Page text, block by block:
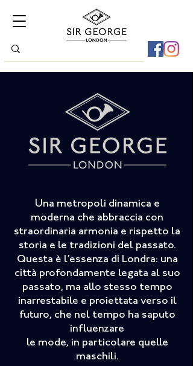
Una metropoli dinamica e
moderna che abbraccia con
straordinaria armonia e rispetto la
storia e le tradizioni del passato.
Questa è l’essenza di Londra: una
città profondamente legata al suo
passato, ma allo stesso tempo
inarrestabile e proiettata verso il
futuro, che nel tempo ha saputo
influenzare
le mode, in particolare quelle
maschili.